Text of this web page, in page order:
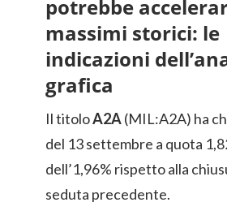
potrebbe
massimi storici: le
indicazioni
grafica
Il titoloA2A(MIL:A2A) ha
del 13 settembre a quota
dell’1,96% rispetto alla
seduta precedente.